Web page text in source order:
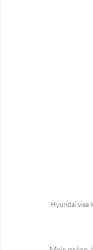
Hyundai vise